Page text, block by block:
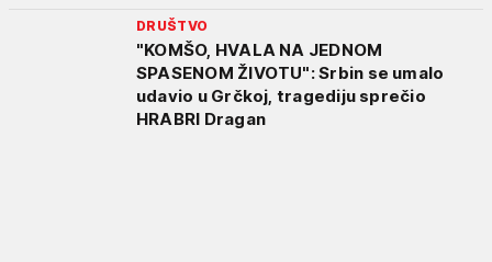
DRUŠTVO
"KOMŠO, HVALA NA JEDNOM
SPASENOM ŽIVOTU": Srbin se umalo
udavio u Grčkoj, tragediju sprečio
HRABRI Dragan